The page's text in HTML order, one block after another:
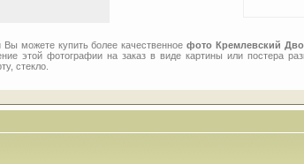
Вы можете купить более качественноефото Кремлевский
этой фотографии на заказ в виде картины или постера
стекло.